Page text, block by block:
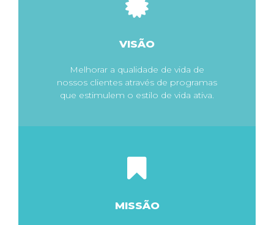
VISÃO
Melhorar a qualidade de vida de
nossos clientes através de programas
que estimulem o estilo de vida ativa.
MISSÃO